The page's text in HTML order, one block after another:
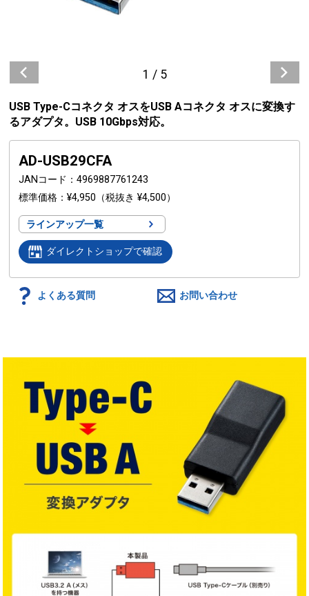
1 / 5
USB Type-Cコネクタ オスをUSB Aコネクタ オスに変換す
るアダプタ。USB 10Gbps対応。
AD-USB29CFA
JANコード
4969887761243
標準価格
¥4,950 （税抜き ¥4,500）
ラインアップ一覧
ダイレクトショップで確認
よくある質問 お問い合わせ